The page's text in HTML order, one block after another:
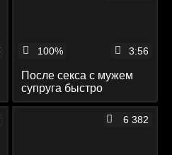
100% 3:56
После секса с мужем
супруга быстро
мастурбирует перед
скрытой камерой
6 382